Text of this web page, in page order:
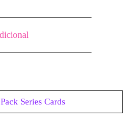
Series Cards